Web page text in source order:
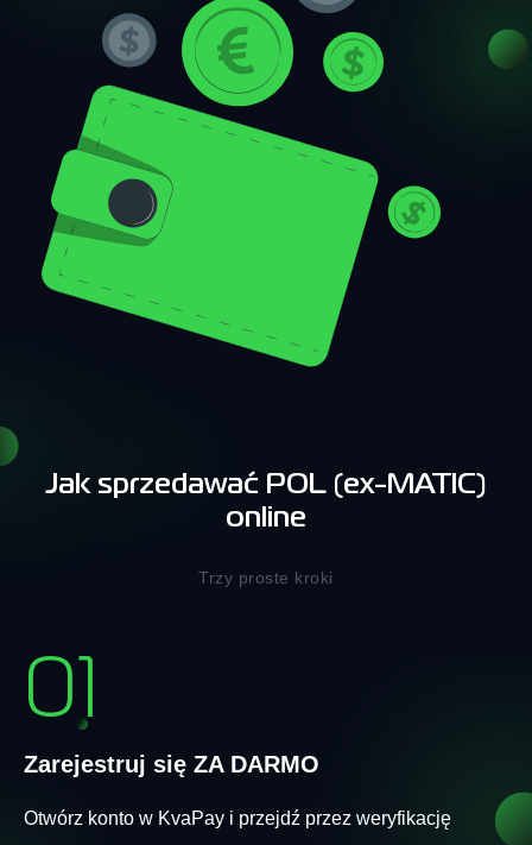
Jak sprzedawać POL (ex-MATIC)
online
Trzy proste kroki
01
Zarejestruj się ZA DARMO
Otwórz konto w KvaPay i przejdź przez weryfikację